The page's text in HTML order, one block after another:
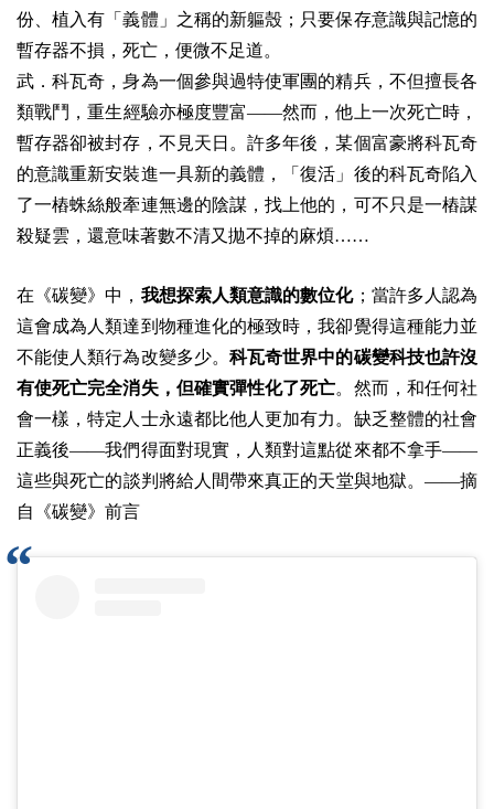
份、植入有「義體」之稱的新軀殼；只要保存意識與記憶的
暫存器不損，死亡，便微不足道。
武．科瓦奇，身為一個參與過特使軍團的精兵，不但擅長各
類戰鬥，重生經驗亦極度豐富——然而，他上一次死亡時，
暫存器卻被封存，不見天日。許多年後，某個富豪將科瓦奇
的意識重新安裝進一具新的義體，「復活」後的科瓦奇陷入
了一樁蛛絲般牽連無邊的陰謀，找上他的，可不只是一樁謀
殺疑雲，還意味著數不清又拋不掉的麻煩……
在《碳變》中， 我想探索人類意識的數位化；當許多人認為
這會成為人類達到物種進化的極致時，我卻覺得這種能力並
不能使人類行為改變多少。 科瓦奇世界中的碳變科技也許沒
有使死亡完全消失，但確實彈性化了死亡。然而，和任何社
會一樣，特定人士永遠都比他人更加有力。缺乏整體的社會
正義後——我們得面對現實，人類對這點從來都不拿手——
這些與死亡的談判將給人間帶來真正的天堂與地獄。——摘
自《碳變》前言